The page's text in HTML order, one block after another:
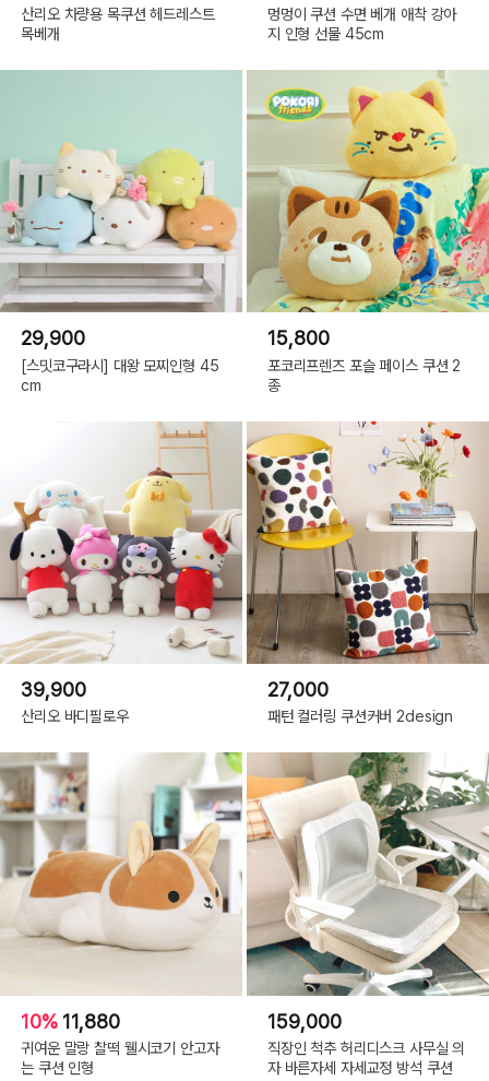
산리오 차량용 목쿠션 헤드레스트
목베개
멍멍이 쿠션 수면 베개 애착 강아
지 인형 선물 45cm
29,900
[스밋코구라시] 대왕 모찌인형 45
cm
15,800
포코리프렌즈 포슬 페이스 쿠션 2
종
39,900
산리오 바디필로우
27,000
패턴 컬러링 쿠션커버 2design
10% 11,880
귀여운 말랑 찰떡 웰시코기 안고자
는 쿠션 인형
159,000
직장인 척추 허리디스크 사무실 의
자 바른자세 자세교정 방석 쿠션